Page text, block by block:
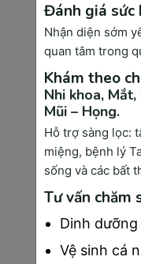
dưỡng chất cho
tuân thủ những
một thai kỳ khỏe
thai nhi trong giai
Đánh giá sức
Nhận diện sớm
quan tâm trong
Khám theo
Nhi khoa, Mắt,
Mũi – Họng.
Hỗ trợ sàng lọc:
miệng, bệnh lý
sống và các bất
Tư vấn chăm
Dinh
Vệ sinh cá